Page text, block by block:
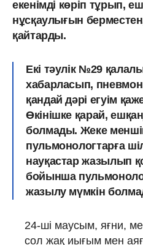
екенімді көріп тұрып,
нұсқаулығын
қайтарды.
Екі тәулік №29
хабарласып,
қандай дәрі егуім
Өкінішке қарай,
болмады. Жеке
пульмонологтарға
науқастар жазылып
бойынша
жазылу мүмкін
24-ші маусым, яғни,
сол жақ иығым мен